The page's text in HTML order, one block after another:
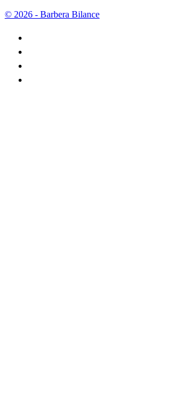
© 2026 - Barbera Bilance